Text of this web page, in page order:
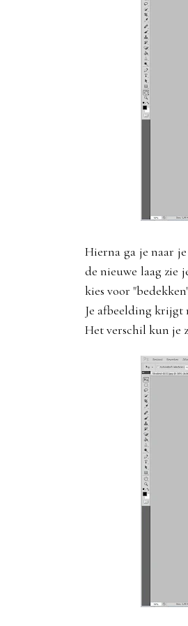
Hierna ga je naar
de nieuwe laag zie
kies voor
Je afbeelding krijgt
Het verschil kun je